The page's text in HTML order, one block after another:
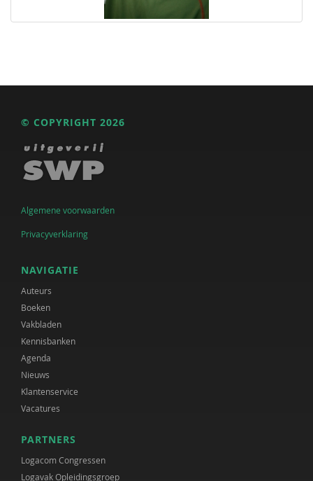
© COPYRIGHT 2026
Algemene voorwaarden
Privacyverklaring
NAVIGATIE
Auteurs
Boeken
Vakbladen
Kennisbanken
Agenda
Nieuws
Klantenservice
Vacatures
PARTNERS
Logacom Congressen
Logavak Opleidingsgroep